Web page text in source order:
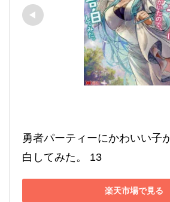
勇者パーティーにかわいい子
白してみた。 13
楽天市場で見る